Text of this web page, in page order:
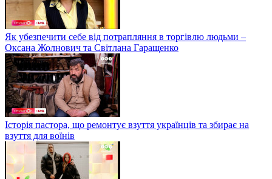
Як убезпечити себе від потрапляння в торгівлю людьми –
Оксана Жолнович та Світлана Гаращенко
Історія пастора, що ремонтує взуття українців та збирає на
взуття для воїнів